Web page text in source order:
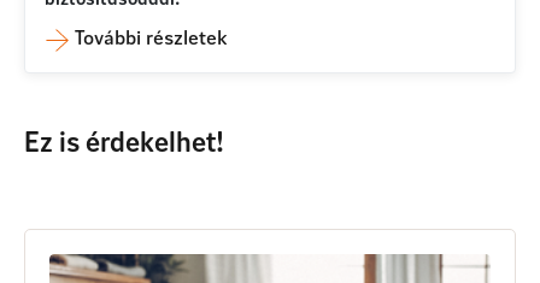
További részletek
Ez is érdekelhet!